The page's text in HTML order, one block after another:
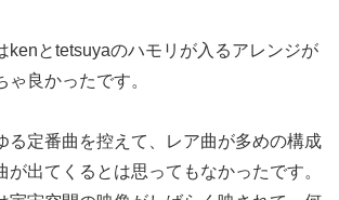
kenとtetsuyaのハモリが入るアレンジが
ゃ良かったです。
る定番曲を控えて、レア曲が多めの構成
が出てくるとは思ってもなかったです。